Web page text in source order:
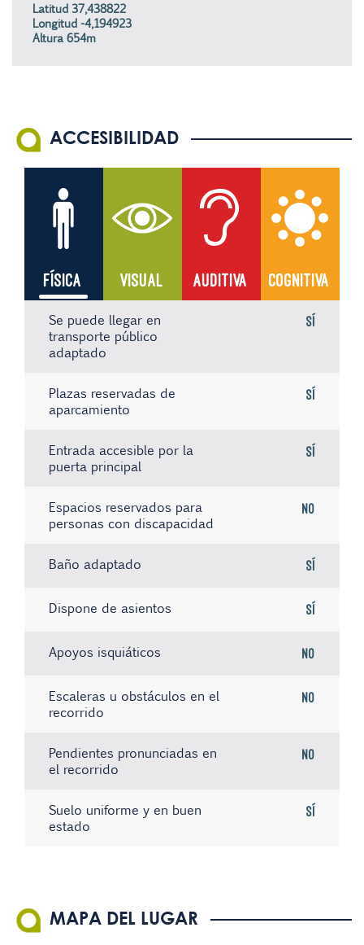
Latitud 37,438822
Longitud -4,194923
Altura 654m
ACCESIBILIDAD
FÍSICA VISUAL AUDITIVA COGNITIVA
Se puede llegar en
transporte público
adaptado
Sí
Plazas reservadas de
aparcamiento
Sí
Entrada accesible por la
puerta principal
Sí
Espacios reservados para
personas con discapacidad
No
Baño adaptado Sí
Dispone de asientos Sí
Apoyos isquiáticos No
Escaleras u obstáculos en el
recorrido
No
Pendientes pronunciadas en
el recorrido
No
Suelo uniforme y en buen
estado
Sí
MAPA DEL LUGAR